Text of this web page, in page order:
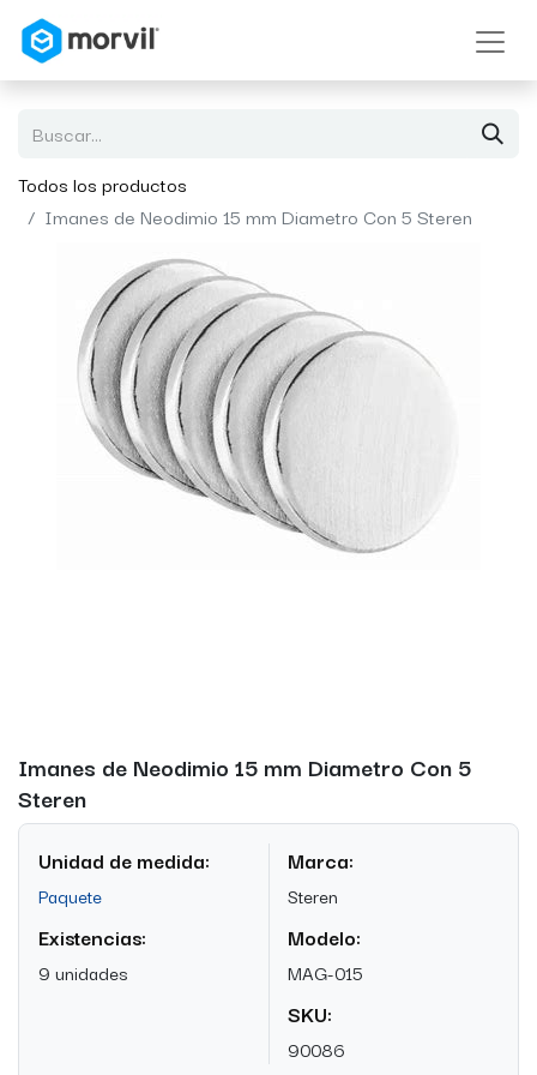
Todos los productos
Imanes de Neodimio 15 mm Diametro Con 5 Steren
Imanes de Neodimio 15 mm Diametro Con 5
Steren
Unidad de medida:
Paquete
Existencias:
9 unidades
Marca:
Steren
Modelo:
MAG-015
SKU:
90086